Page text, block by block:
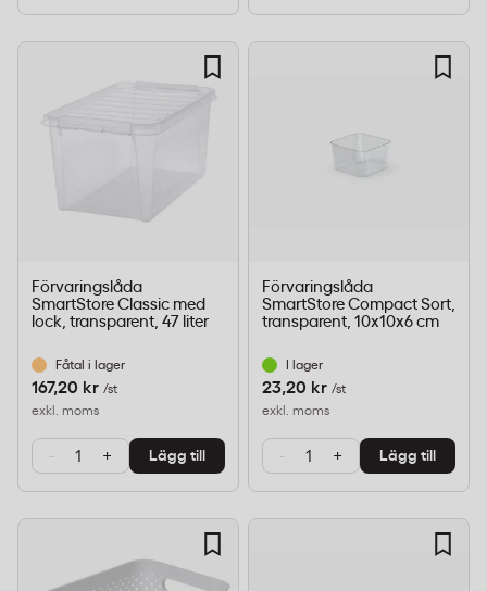
Förvaringslåda
SmartStore Classic med
lock, transparent, 47 liter
Fåtal i lager
167,20 kr /st
exkl. moms
- + Lägg till
Förvaringslåda
SmartStore Compact Sort,
transparent, 10x10x6 cm
I lager
23,20 kr /st
exkl. moms
- + Lägg till